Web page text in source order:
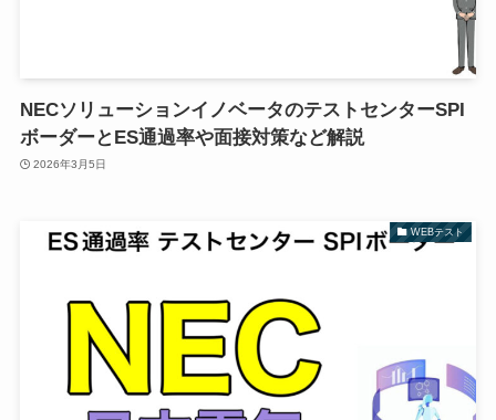
NECソリューションイノベータのテストセンターSPI
ボーダーとES通過率や面接対策など解説
2026年3月5日
WEBテスト